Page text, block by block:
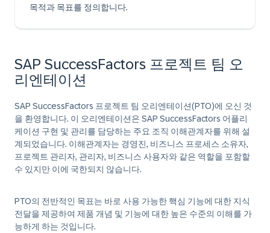
목적과 목표를 정의합니다.
SAP SuccessFactors 프로젝트 팀 오
리엔테이션
SAP SuccessFactors 프로젝트 팀 오리엔테이션(PTO)에 오신 것
을 환영합니다. 이 오리엔테이션은 SAP SuccessFactors 어플리
케이션 구현 및 관리를 담당하는 주요 조직 이해관계자를 위해 설
계되었습니다. 이해관계자는 경영진, 비즈니스 프로세스 소유자,
프로젝트 관리자, 관리자, 비즈니스 사용자와 같은 역할을 포함할
수 있지만 이에 국한되지 않습니다.
PTO의 전반적인 목표는 바로 사용 가능한 핵심 기능에 대한 지식
전달을 제공하여 제품 개념 및 기능에 대한 높은 수준의 이해를 가
능하게 하는 것입니다.